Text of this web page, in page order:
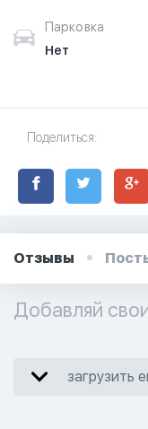
Парковка
Нет
Поделиться:
Отзывы
Добавляй
загрузить